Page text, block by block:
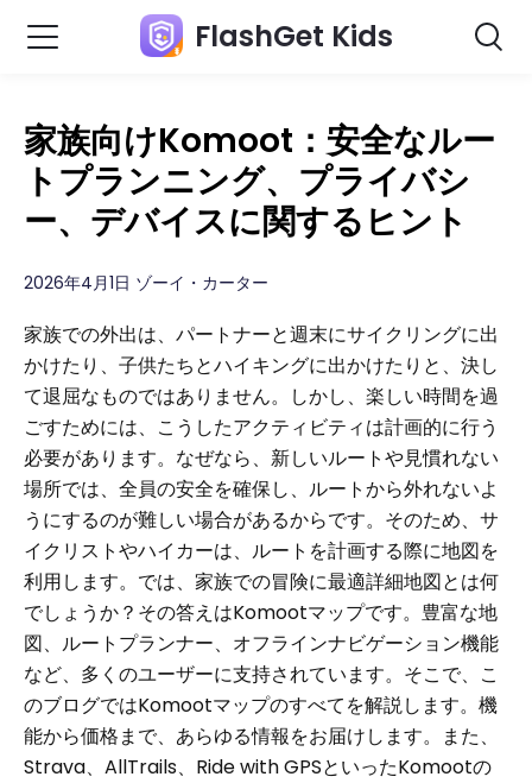
FlashGet Kids
家族向けKomoot：安全なルー
トプランニング、プライバシ
ー、デバイスに関するヒント
2026年4月1日 ゾーイ・カーター
家族での外出は、パートナーと週末にサイクリングに出
かけたり、子供たちとハイキングに出かけたりと、決し
て退屈なものではありません。しかし、楽しい時間を過
ごすためには、こうしたアクティビティは計画的に行う
必要があります。なぜなら、新しいルートや見慣れない
場所では、全員の安全を確保し、ルートから外れないよ
うにするのが難しい場合があるからです。そのため、サ
イクリストやハイカーは、ルートを計画する際に地図を
利用します。では、家族での冒険に最適詳細地図とは何
でしょうか？その答えはKomootマップです。豊富な地
図、ルートプランナー、オフラインナビゲーション機能
など、多くのユーザーに支持されています。そこで、こ
のブログではKomootマップのすべてを解説します。機
能から価格まで、あらゆる情報をお届けします。また、
Strava、AllTrails、Ride with GPSといったKomootの